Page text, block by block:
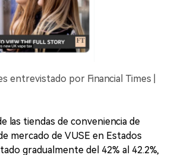
entrevistado por Financial Times |
las tiendas de conveniencia de
mercado de VUSE en Estados
gradualmente del 42% al 42.2%,